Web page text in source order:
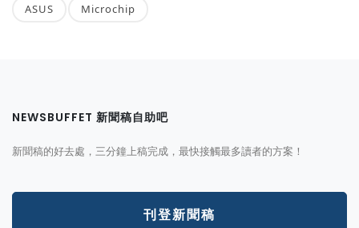
ASUS Microchip
NEWSBUFFET 新聞稿自助吧
新聞稿的好去處，三分鐘上稿完成，最快接觸最多讀者的方案！
刊登新聞稿